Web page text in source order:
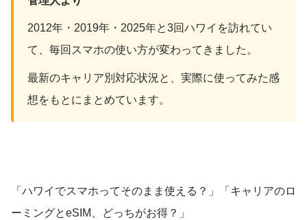
2012年・2019年・2025年と3回ハワイを訪れてい
て、毎回スマホの使い方が変わってきました。
最新のキャリア別対応状況と、実際に使ってみた感
想をもとにまとめています。
「ハワイでスマホってそのまま使える？」「キャリアのロ
ーミングとeSIM、どっちがお得？」